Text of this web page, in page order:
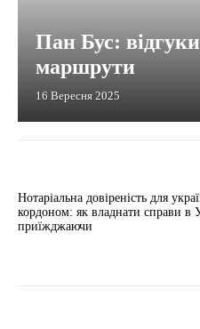
Пан Бус:
маршрути
16 Вересня 2025
Нотаріальна довіреність для
кордоном: як владнати справи в
приїжджаючи